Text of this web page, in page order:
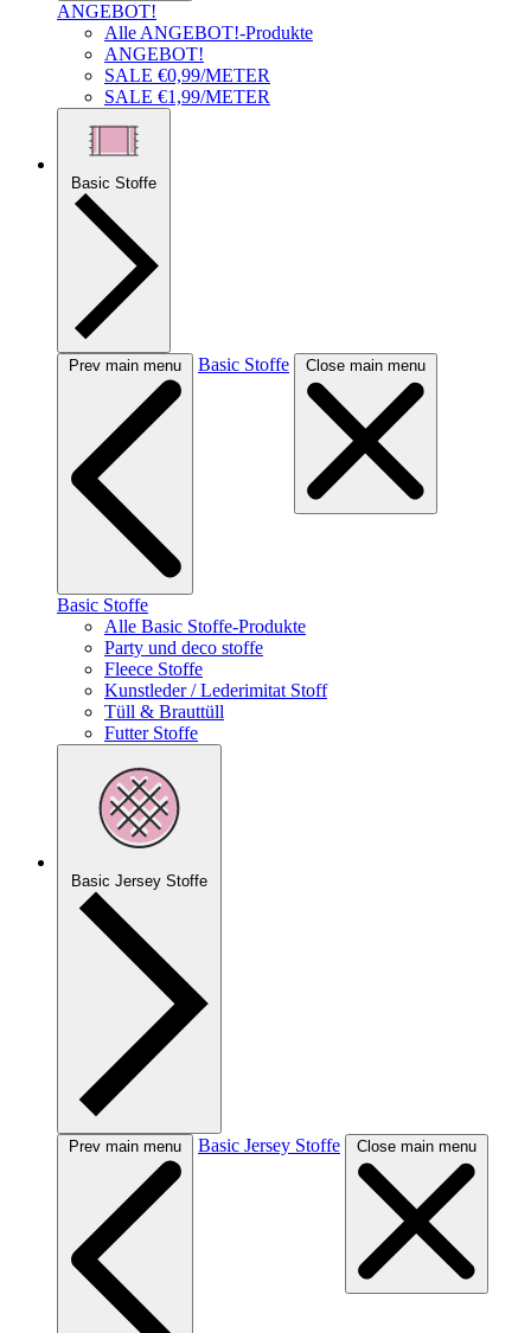
ANGEBOT!
Alle ANGEBOT!-Produkte
ANGEBOT!
SALE €0,99/METER
SALE €1,99/METER
Basic Stoffe
Prev main menu Basic Stoffe Close main menu
Basic Stoffe
Alle Basic Stoffe-Produkte
Party und deco stoffe
Fleece Stoffe
Kunstleder / Lederimitat Stoff
Tüll & Brauttüll
Futter Stoffe
Basic Jersey Stoffe
Prev main menu Basic Jersey Stoffe Close main menu